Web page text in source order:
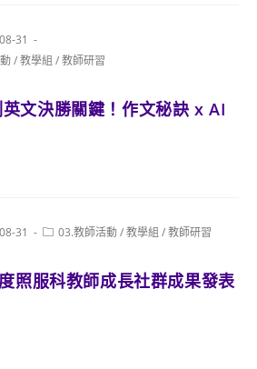
31
/教學組 /教師研習
英文決勝關鍵！作文秘訣 x AI
31
Post03.教師活動/教學組 /教師研習
照服科教師成長社群成果發表